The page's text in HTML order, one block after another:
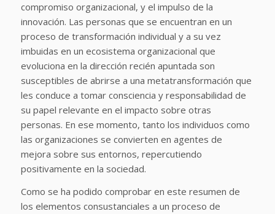
compromiso organizacional, y el impulso de la
innovación. Las personas que se encuentran en un
proceso de transformación individual y a su vez
imbuidas en un ecosistema organizacional que
evoluciona en la dirección recién apuntada son
susceptibles de abrirse a una metatransformación que
les conduce a tomar consciencia y responsabilidad de
su papel relevante en el impacto sobre otras
personas. En ese momento, tanto los individuos como
las organizaciones se convierten en agentes de
mejora sobre sus entornos, repercutiendo
positivamente en la sociedad.
Como se ha podido comprobar en este resumen de
los elementos consustanciales a un proceso de